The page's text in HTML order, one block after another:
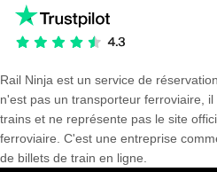
Rail Ninja est un service de
n'est pas un transporteur ferroviaire,
trains et ne représente pas le site
ferroviaire. C'est une entreprise
de billets de train en ligne.